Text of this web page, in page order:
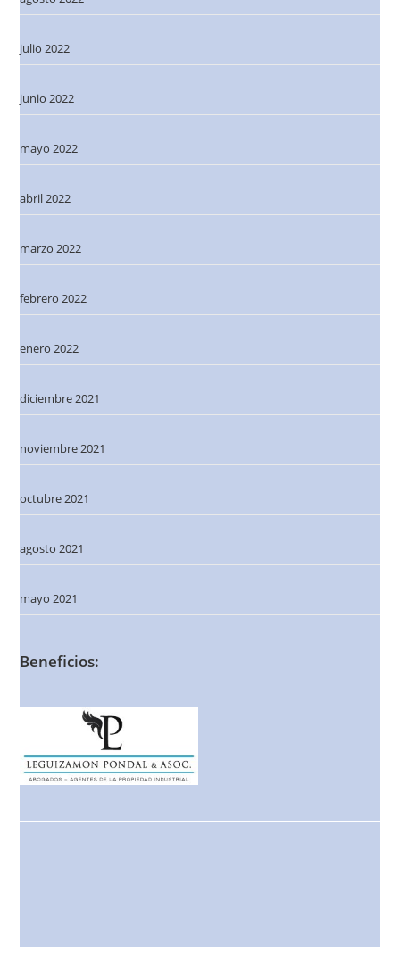
julio 2022
junio 2022
mayo 2022
abril 2022
marzo 2022
febrero 2022
enero 2022
diciembre 2021
noviembre 2021
octubre 2021
agosto 2021
mayo 2021
Beneficios: